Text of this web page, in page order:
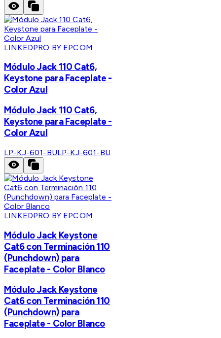
LINKEDPRO BY EPCOM
Módulo Jack 110 Cat6,
Keystone para Faceplate -
Color Azul
Módulo Jack 110 Cat6,
Keystone para Faceplate -
Color Azul
LP-KJ-601-BULP-KJ-601-BU
LINKEDPRO BY EPCOM
Módulo Jack Keystone
Cat6 con Terminación 110
(Punchdown) para
Faceplate - Color Blanco
Módulo Jack Keystone
Cat6 con Terminación 110
(Punchdown) para
Faceplate - Color Blanco